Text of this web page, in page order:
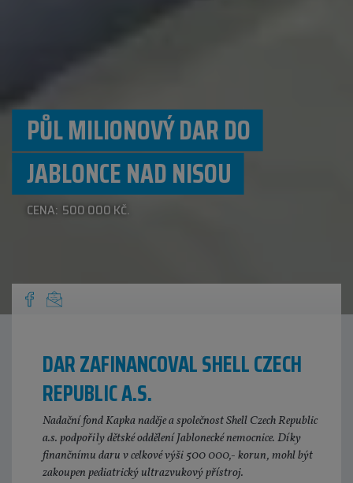
PŮL MILIONOVÝ DAR DO
JABLONCE NAD NISOU
CENA: 500 000 KČ.
DAR ZAFINANCOVAL SHELL CZECH
REPUBLIC A.S.
Nadační fond Kapka naděje a společnost Shell Czech Republic
a.s. podpořily dětské oddělení Jablonecké nemocnice. Díky
finančnímu daru v celkové výši 500 000,- korun, mohl být
zakoupen pediatrický ultrazvukový přístroj.